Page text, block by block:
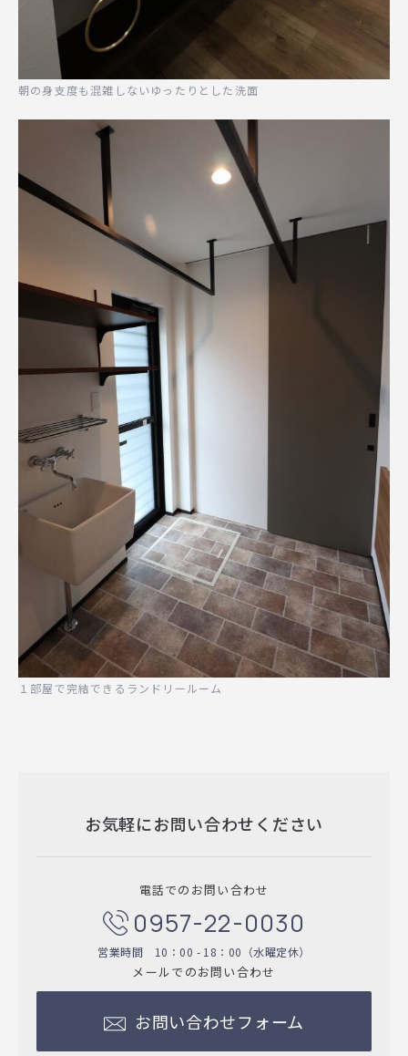
朝の身支度も混雑しないゆったりとした洗面
１部屋で完結できるランドリールーム
お気軽にお問い合わせください
電話でのお問い合わせ
0957-22-0030
営業時間 10：00 - 18：00（水曜定休）
メールでのお問い合わせ
お問い合わせフォーム